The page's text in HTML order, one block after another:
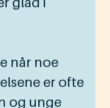
når noe
er ofte
og unge